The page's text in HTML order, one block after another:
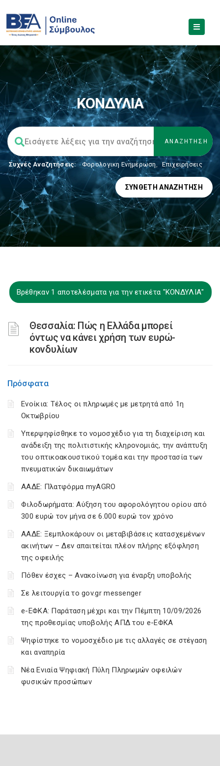
ΚΟΝΔΥΛΙΑ
Συχνές Αναζητήσεις: Φορολογικη Ενημέρωση, Επιχειρήσεις
ΣΎΝΘΕΤΗ ΑΝΑΖΉΤΗΣΗ
Βρέθηκαν 1 αποτελέσματα για την ετικέτα "ΚΟΝΔΥΛΙΑ"
Θεσσαλία: Πώς η Ελλάδα μπορεί
όντως να κάνει χρήση των ευρώ-
κονδυλίων
Πρόσφατα
Ενοίκια: Τέλος οι πληρωμές με μετρητά από 1η
Οκτωβρίου
Υπερψηφίσθηκε το νομοσχέδιο για τη διαχείριση και
ανάδειξη της πολιτιστικής κληρονομιάς, την ανάπτυξη
του οπτικοακουστικού τομέα και την προστασία των
πνευματικών δικαιωμάτων
ΑΑΔΕ: Πλατφόρμα myAGRO
Φιλοδωρήματα: Αύξηση του αφορολόγητου ορίου από
300 ευρώ τον μήνα σε 6.000 ευρώ τον χρόνο
ΑΑΔΕ: Ξεμπλοκάρουν οι μεταβιβάσεις κατασχεμένων
ακινήτων – Δεν απαιτείται πλέον πλήρης εξόφληση
της οφειλής
Πόθεν έσχες – Ανακοίνωση για έναρξη υποβολής
Σε λειτουργία το gov.gr messenger
e-ΕΦΚΑ: Παράταση μέχρι και την Πέμπτη 10/09/2026
της προθεσμίας υποβολής ΑΠΔ του e-ΕΦΚΑ
Ψηφίστηκε το νομοσχέδιο με τις αλλαγές σε στέγαση
και αναπηρία
Νέα Ενιαία Ψηφιακή Πύλη Πληρωμών οφειλών
φυσικών προσώπων